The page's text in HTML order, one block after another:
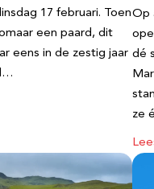
17 februari. Toen
een paard, dit
eens in de zestig jaar
Op
dé
ze